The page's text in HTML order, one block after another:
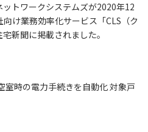
トワークシステムズが2020年12
け業務効率化サービス「CLS（ク
新聞に掲載されました。
室時の電力手続きを自動化 対象戸